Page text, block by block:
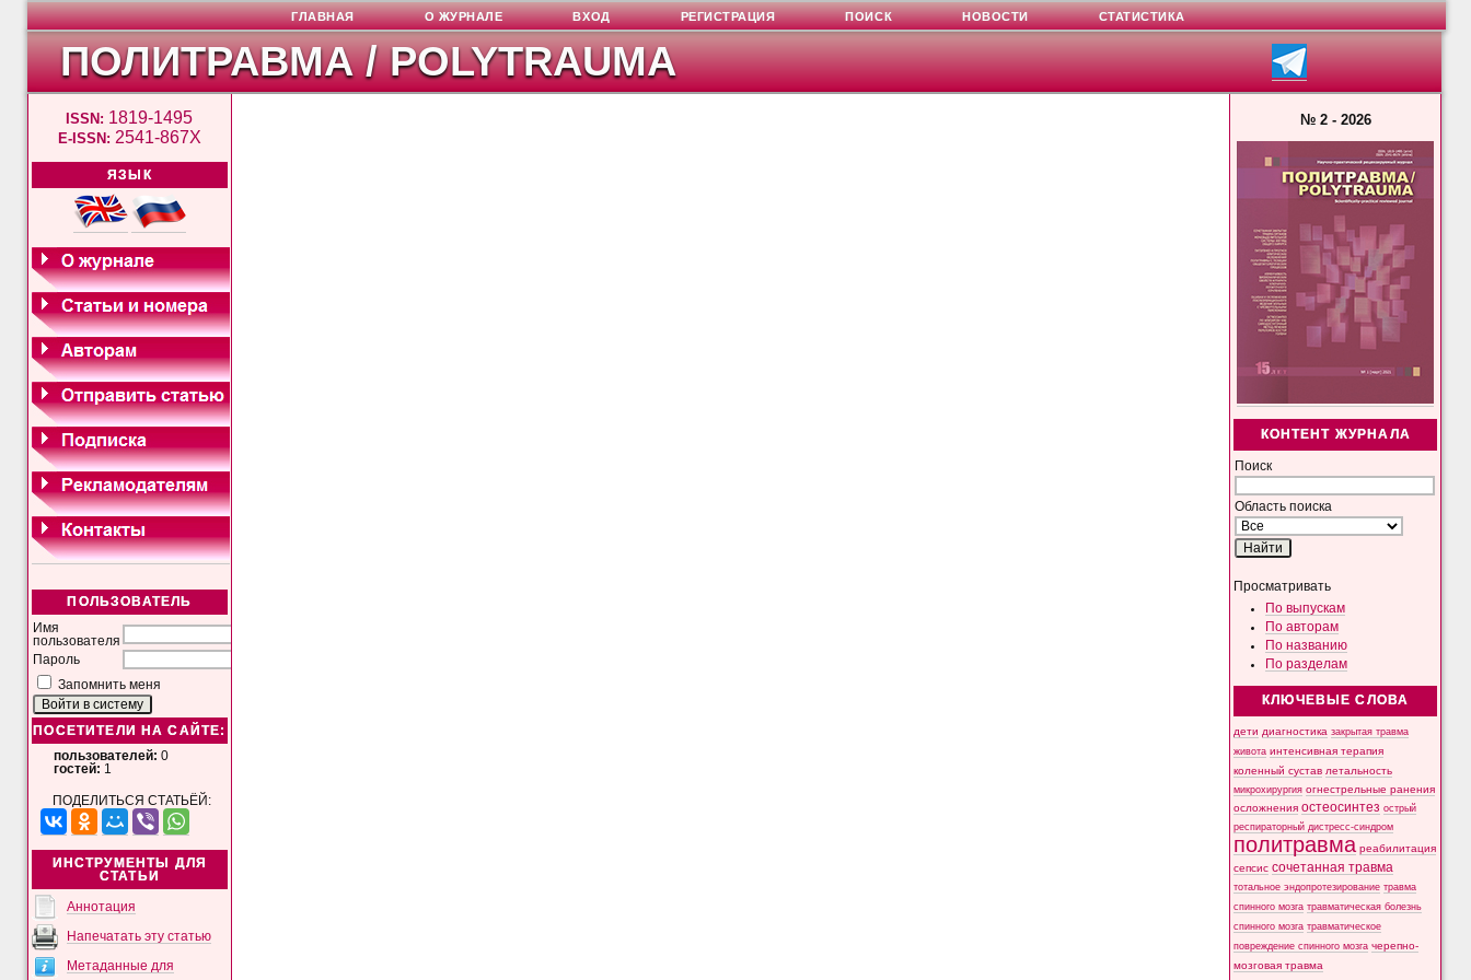
ПОЛИТРАВМА / POLYTRAUMA
ISSN: 1819-1495
E-ISSN: 2541-867X
ЯЗЫК
ПОЛЬЗОВАТЕЛЬ
Имя
пользователя
Пароль
Запомнить меня
ПОСЕТИТЕЛИ НА САЙТЕ:
пользователей: 0
гостей: 1
ПОДЕЛИТЬСЯ СТАТЬЁЙ:
ИНСТРУМЕНТЫ ДЛЯ
СТАТЬИ
Аннотация
Напечатать эту статью
Метаданные для
№ 2 - 2026
КОНТЕНТ ЖУРНАЛА
Поиск
Область поиска
Просматривать
По выпускам
По авторам
По названию
По разделам
КЛЮЧЕВЫЕ СЛОВА
дети диагностика закрытая травма
живота интенсивная терапия
коленный сустав летальность
микрохирургия огнестрельные ранения
осложнения остеосинтез острый
респираторный дистресс-синдром
политравма реабилитация
сепсис сочетанная травма
тотальное эндопротезирование травма
спинного мозга травматическая болезнь
спинного мозга травматическое
повреждение спинного мозга черепно-
мозговая травма
ГЛАВНАЯ О ЖУРНАЛЕ ВХОД РЕГИСТРАЦИЯ ПОИСК НОВОСТИ СТАТИСТИКА